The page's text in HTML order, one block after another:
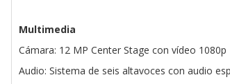
Multimedia
Cámara: 12 MP Center Stage con vídeo 1080p
Audio: Sistema de seis altavoces con audio